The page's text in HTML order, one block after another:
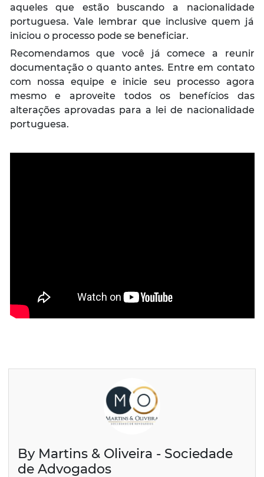
aqueles que estão buscando a nacionalidade
portuguesa. Vale lembrar que inclusive quem já
iniciou o processo pode se beneficiar.
Recomendamos que você já comece a reunir
documentação o quanto antes. Entre em contato
com nossa equipe e inicie seu processo agora
mesmo e aproveite todos os benefícios das
alterações aprovadas para a lei de nacionalidade
portuguesa.
By Martins & Oliveira - Sociedade
de Advogados